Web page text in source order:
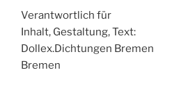
Verantwortlich für
Inhalt, Gestaltung, Text:
Dollex.Dichtungen Bremen
Bremen